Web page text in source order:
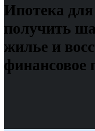
Ипотека
получить
жилье и
финансовое